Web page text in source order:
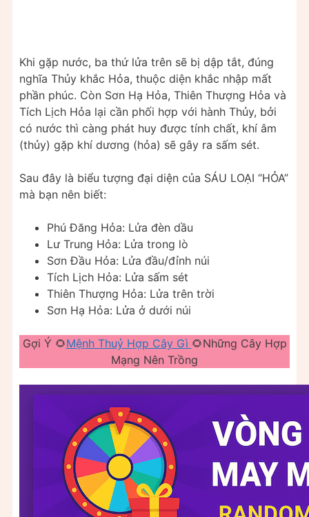
Khi gặp nước, ba thứ lửa trên sẽ bị dập tắt, đúng
nghĩa Thủy khắc Hỏa, thuộc diện khắc nhập mất
phần phúc. Còn Sơn Hạ Hỏa, Thiên Thượng Hỏa và
Tích Lịch Hỏa lại cần phối hợp với hành Thủy, bởi
có nước thì càng phát huy được tính chất, khí âm
(thủy) gặp khí dương (hỏa) sẽ gây ra sấm sét.
Sau đây là biểu tượng đại diện của SÁU LOẠI “HỎA”
mà bạn nên biết:
Phú Đăng Hỏa: Lửa đèn dầu
Lư Trung Hỏa: Lửa trong lò
Sơn Đầu Hỏa: Lửa đầu/đỉnh núi
Tích Lịch Hỏa: Lửa sấm sét
Thiên Thượng Hỏa: Lửa trên trời
Sơn Hạ Hỏa: Lửa ở dưới núi
Gợi Ý 🌻Mệnh Thuỷ Hợp Cây Gì 🌻Những Cây Hợp
Mạng Nên Trồng